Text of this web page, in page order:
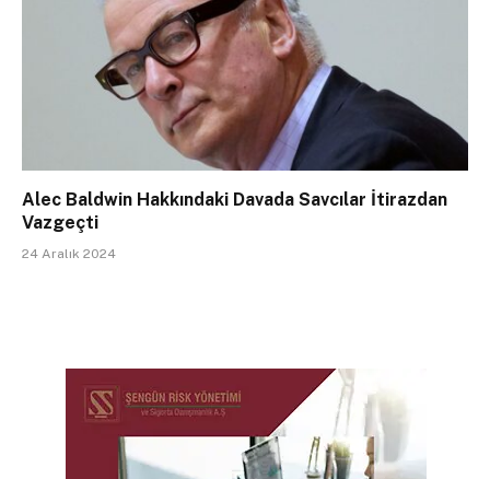
Alec Baldwin Hakkındaki Davada Savcılar İtirazdan
Vazgeçti
24 Aralık 2024